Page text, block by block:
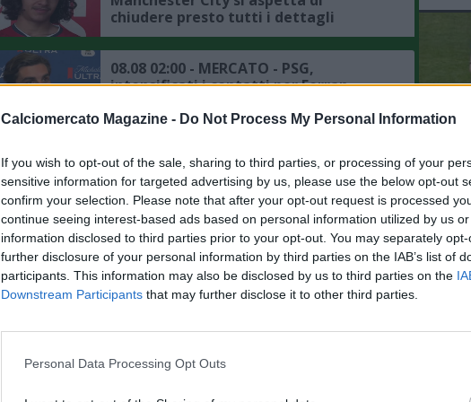
Calciomercato Magazine - Do Not Process My Personal Information
If you wish to opt-out of the sale, sharing to third parties, or processing of your
sensitive information for targeted advertising by us, please use the below opt-out
confirm your selection. Please note that after your opt-out request is processed
continue seeing interest-based ads based on personal information utilized by us
information disclosed to third parties prior to your opt-out. You may separately
further disclosure of your personal information by third parties on the IAB’s list of
participants. This information may also be disclosed by us to third parties on the
Downstream Participants that may further disclose it to other third parties.
Personal Data Processing Opt Outs
chiudere presto tutti i dettagli
dell'affare Bouaddi"
08.08 02:00 - MERCATO - PSG,
intensificati i contatti per Ferran
08.08 00:15 - MERCATO - Romano:
"Badiashile ha dato apertura totale al
Napoli, il punto su Aguerd"
07.08 23:53 - MERCATO - Moretto:
"Ruggeri ha accettato l'offerta
dell'Aston Villa"
dal Barcellona"
del